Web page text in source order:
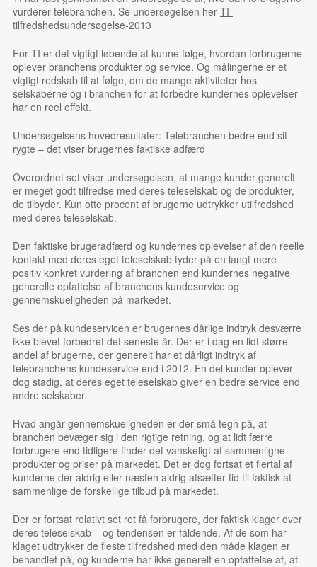
vurderer telebranchen. Se undersøgelsen her TI-
tilfredshedsundersøgelse-2013
For TI er det vigtigt løbende at kunne følge, hvordan forbrugerne
oplever branchens produkter og service. Og målingerne er et
vigtigt redskab til at følge, om de mange aktiviteter hos
selskaberne og i branchen for at forbedre kundernes oplevelser
har en reel effekt.
Undersøgelsens hovedresultater: Telebranchen bedre end sit
rygte – det viser brugernes faktiske adfærd
Overordnet set viser undersøgelsen, at mange kunder generelt
er meget godt tilfredse med deres teleselskab og de produkter,
de tilbyder. Kun otte procent af brugerne udtrykker utilfredshed
med deres teleselskab.
Den faktiske brugeradfærd og kundernes oplevelser af den reelle
kontakt med deres eget teleselskab tyder på en langt mere
positiv konkret vurdering af branchen end kundernes negative
generelle opfattelse af branchens kundeservice og
gennemskueligheden på markedet.
Ses der på kundeservicen er brugernes dårlige indtryk desværre
ikke blevet forbedret det seneste år. Der er i dag en lidt større
andel af brugerne, der generelt har et dårligt indtryk af
telebranchens kundeservice end i 2012. En del kunder oplever
dog stadig, at deres eget teleselskab giver en bedre service end
andre selskaber.
Hvad angår gennemskueligheden er der små tegn på, at
branchen bevæger sig i den rigtige retning, og at lidt færre
forbrugere end tidligere finder det vanskeligt at sammenligne
produkter og priser på markedet. Det er dog fortsat et flertal af
kunderne der aldrig eller næsten aldrig afsætter tid til faktisk at
sammenlige de forskellige tilbud på markedet.
Der er fortsat relativt set ret få forbrugere, der faktisk klagerover
deres teleselskab – og tendensen er faldende. Af de som har
klaget udtrykker de fleste tilfredshed med den måde klagen er
behandlet på, og kunderne har ikke generelt en opfattelse af, at